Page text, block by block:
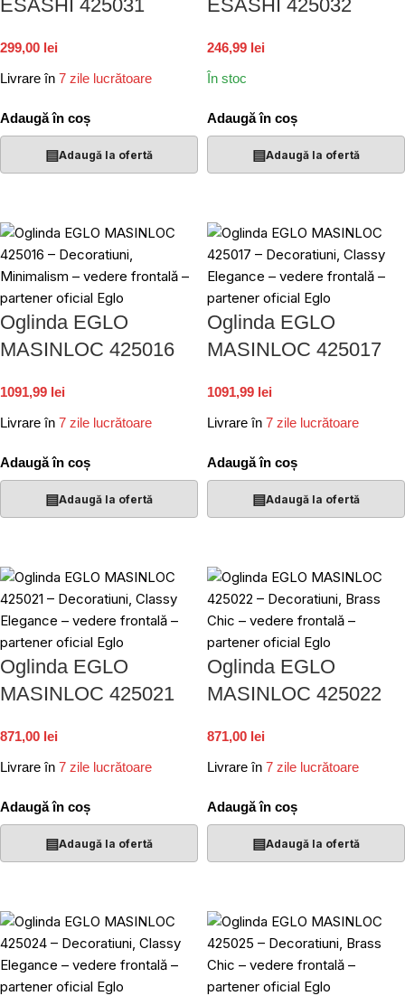
ESASHI 425031
299,00 lei
Livrare în 7 zile lucrătoare
Adaugă în coș
▤Adaugă la ofertă
ESASHI 425032
246,99 lei
În stoc
Adaugă în coș
▤Adaugă la ofertă
Oglinda EGLO
MASINLOC 425016
1091,99 lei
Livrare în 7 zile lucrătoare
Adaugă în coș
▤Adaugă la ofertă
Oglinda EGLO
MASINLOC 425017
1091,99 lei
Livrare în 7 zile lucrătoare
Adaugă în coș
▤Adaugă la ofertă
Oglinda EGLO
MASINLOC 425021
871,00 lei
Livrare în 7 zile lucrătoare
Adaugă în coș
▤Adaugă la ofertă
Oglinda EGLO
MASINLOC 425022
871,00 lei
Livrare în 7 zile lucrătoare
Adaugă în coș
▤Adaugă la ofertă